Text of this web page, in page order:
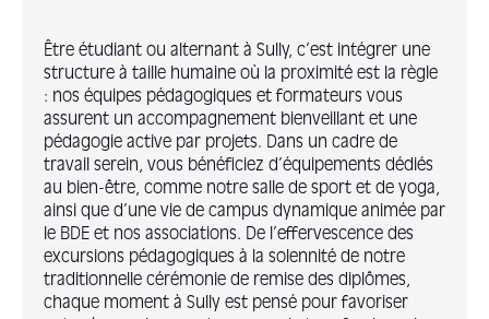
Être étudiant ou alternant à Sully, c’est intégrer une
structure à taille humaine où la proximité est la règle
: nos équipes pédagogiques et formateurs vous
assurent un accompagnement bienveillant et une
pédagogie active par projets. Dans un cadre de
travail serein, vous bénéficiez d’équipements dédiés
au bien-être, comme notre salle de sport et de yoga,
ainsi que d’une vie de campus dynamique animée par
le BDE et nos associations. De l’effervescence des
excursions pédagogiques à la solennité de notre
traditionnelle cérémonie de remise des diplômes,
chaque moment à Sully est pensé pour favoriser